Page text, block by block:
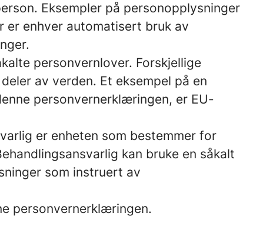
Eksempler på personopplysninger
er enhver automatisert bruk av
personvernlover. Forskjellige
av verden. Et eksempel på en
personvernerklæringen, er EU-
er enheten som bestemmer for
kan bruke en såkalt
som instruert av
personvernerklæringen.